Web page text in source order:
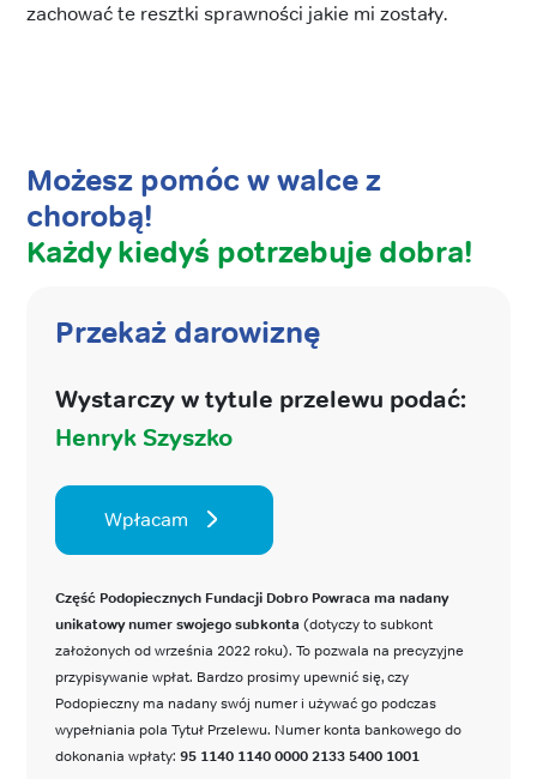
zachować te resztki sprawności jakie mi zostały.
Możesz pomóc w walce z
chorobą!
Każdy kiedyś potrzebuje dobra!
Przekaż darowiznę
Wystarczy w tytule przelewu podać:
Henryk Szyszko
Wpłacam
Część Podopiecznych Fundacji Dobro Powraca ma nadany
unikatowy numer swojego subkonta (dotyczy to subkont
założonych od września 2022 roku). To pozwala na precyzyjne
przypisywanie wpłat. Bardzo prosimy upewnić się, czy
Podopieczny ma nadany swój numer i używać go podczas
wypełniania pola Tytuł Przelewu. Numer konta bankowego do
dokonania wpłaty: 95 1140 1140 0000 2133 5400 1001